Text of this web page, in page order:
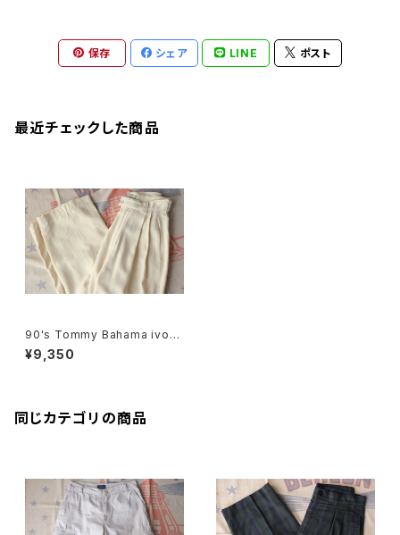
保存 シェア LINE ポスト
最近チェックした商品
90's Tommy Bahama ivory
silk women's tucked Pants
¥9,350
同じカテゴリの商品